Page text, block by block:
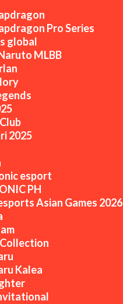
Pro Series
global
MLBB
2025
esport
PH
Asian Games 2026
Kalea